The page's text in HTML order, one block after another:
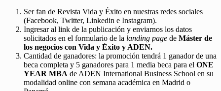
Ser fan de Revista Vida y Éxito en nuestras redes sociales
(Facebook, Twitter, Linkedin e Instagram).
Ingresar al link de la publicación y enviarnos los datos
solicitados en el formulario de la landing page de Máster de
los negocios con Vida y Éxito y ADEN.
Cantidad de ganadores: la promoción tendrá 1 ganador de una
beca completa y 5 ganadores para 1 media beca para el ONE
YEAR MBA de ADEN International Business School en su
modalidad online con semana académica en Madrid o